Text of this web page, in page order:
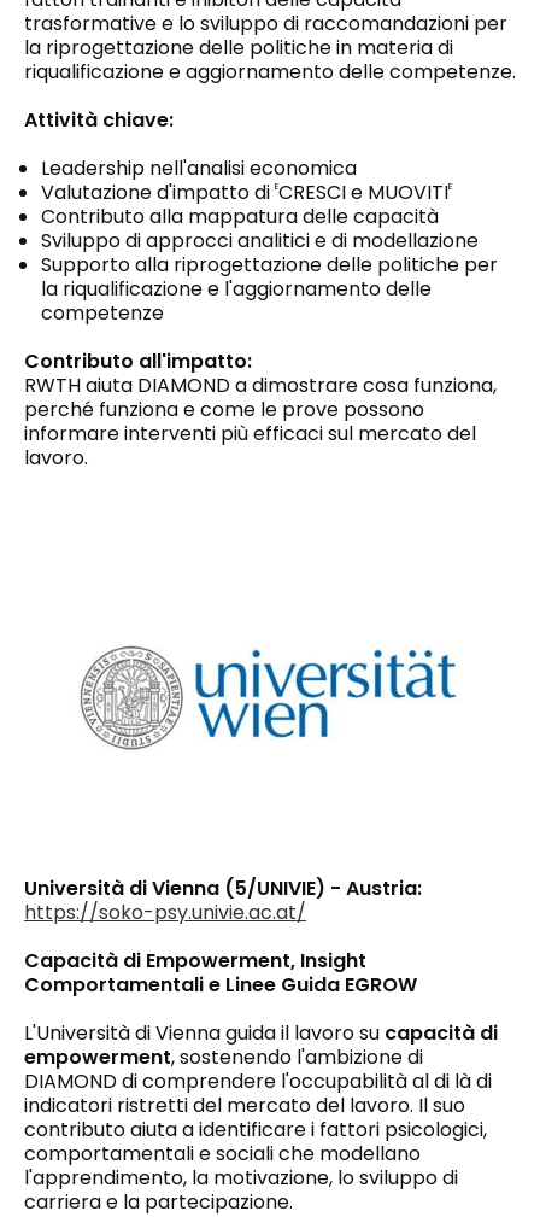
trasformative e lo sviluppo di raccomandazioni per
la riprogettazione delle politiche in materia di
riqualificazione e aggiornamento delle competenze.
Attività chiave:
Leadership nell'analisi economica
Valutazione d'impatto di ECRESCI e MUOVITIE
Contributo alla mappatura delle capacità
Sviluppo di approcci analitici e di modellazione
Supporto alla riprogettazione delle politiche per
la riqualificazione e l'aggiornamento delle
competenze
Contributo all'impatto:
RWTH aiuta DIAMOND a dimostrare cosa funziona,
perché funziona e come le prove possono
informare interventi più efficaci sul mercato del
lavoro.
Università di Vienna (5/UNIVIE) - Austria:
https://soko-psy.univie.ac.at/
Capacità di Empowerment, Insight
Comportamentali e Linee Guida EGROW
L'Università di Vienna guida il lavoro su capacità di
empowerment, sostenendo l'ambizione di
DIAMOND di comprendere l'occupabilità al di là di
indicatori ristretti del mercato del lavoro. Il suo
contributo aiuta a identificare i fattori psicologici,
comportamentali e sociali che modellano
l'apprendimento, la motivazione, lo sviluppo di
carriera e la partecipazione.